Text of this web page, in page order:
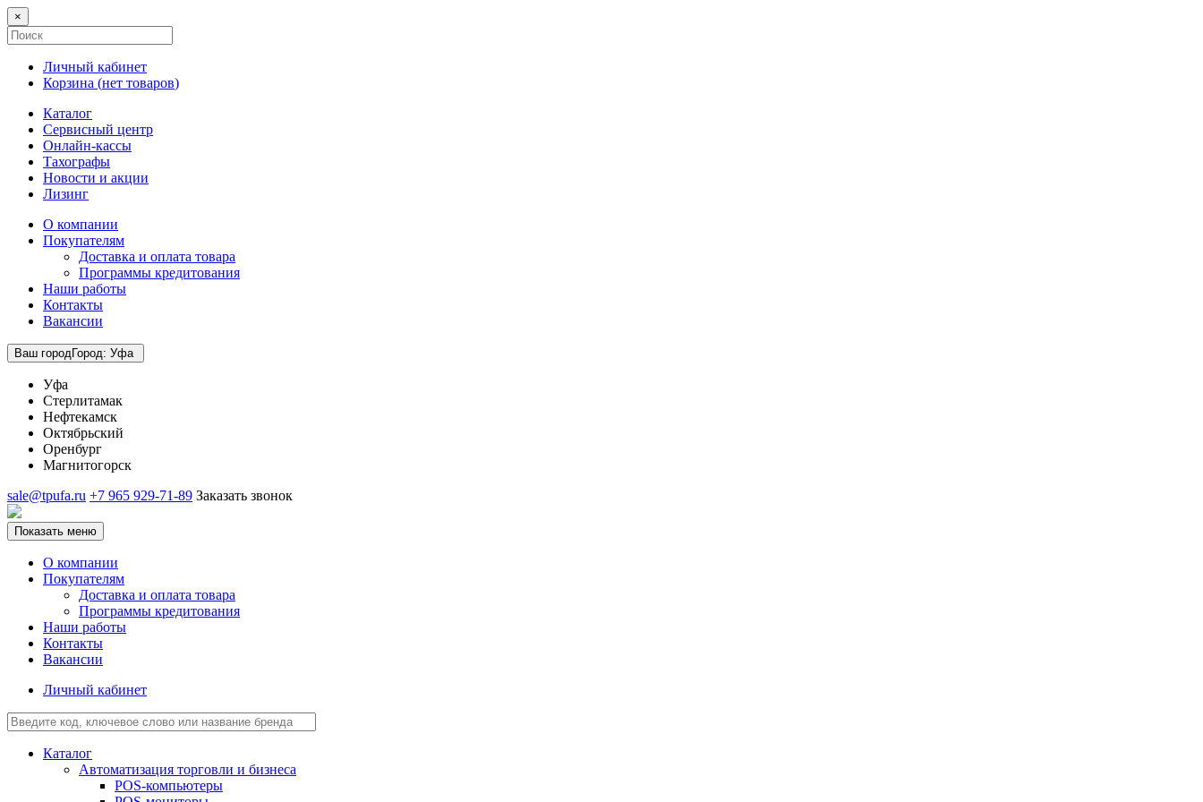
×
Личный кабинет
Корзина (нет товаров)
Каталог
Сервисный центр
Онлайн-кассы
Тахографы
Новости и акции
Лизинг
О компании
Покупателям
Доставка и оплата товара
Программы кредитования
Наши работы
Контакты
Вакансии
Ваш городГород: Уфа
Уфа
Стерлитамак
Нефтекамск
Октябрьский
Оренбург
Магнитогорск
sale@tpufa.ru +7 965 929-71-89 Заказать звонок
Показать меню
О компании
Покупателям
Доставка и оплата товара
Программы кредитования
Наши работы
Контакты
Вакансии
Личный кабинет
Каталог
Автоматизация торговли и бизнеса
POS-компьютеры